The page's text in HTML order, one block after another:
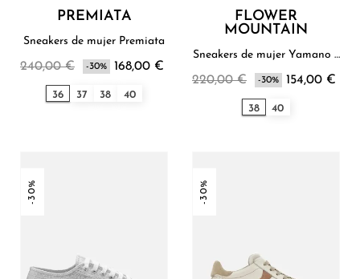
PREMIATA
Sneakers de mujer Premiata
240,00 € -30% 168,00 €
36 37 38 40
FLOWER
MOUNTAIN
Sneakers de mujer Yamano 3
220,00 € -30% 154,00 €
38 40
-30% -30%